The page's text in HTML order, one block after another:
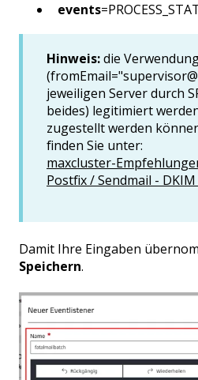
events
Hinweis:die
jeweiligen Server durch
beides) legitimiert
zugestellt werden
finden Sie unter:
maxcluster-
Postfix / Sendmail -
Damit Ihre Eingaben
Speichern.